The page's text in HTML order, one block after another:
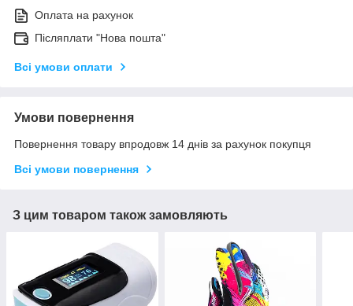
Оплата на рахунок
Післяплати "Нова пошта"
Всі умови оплати
Умови повернення
Повернення товару впродовж 14 днів за рахунок покупця
Всі умови повернення
З цим товаром також замовляють